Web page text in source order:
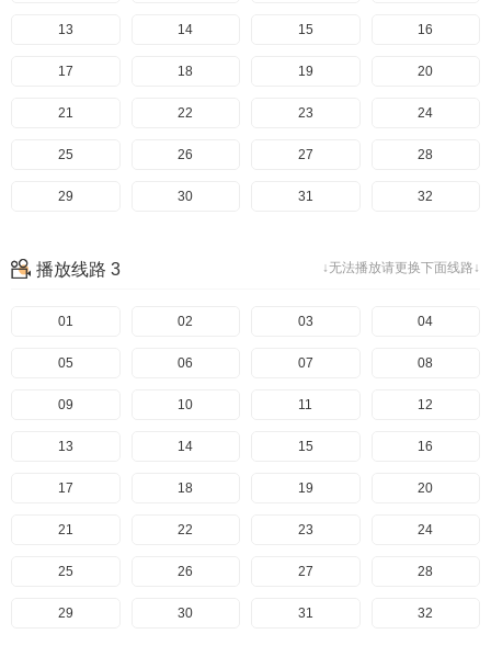
13 14 15 16
17 18 19 20
21 22 23 24
25 26 27 28
29 30 31 32
↓无法播放请更换下面线路↓
播放线路 3
01 02 03 04
05 06 07 08
09 10 11 12
13 14 15 16
17 18 19 20
21 22 23 24
25 26 27 28
29 30 31 32